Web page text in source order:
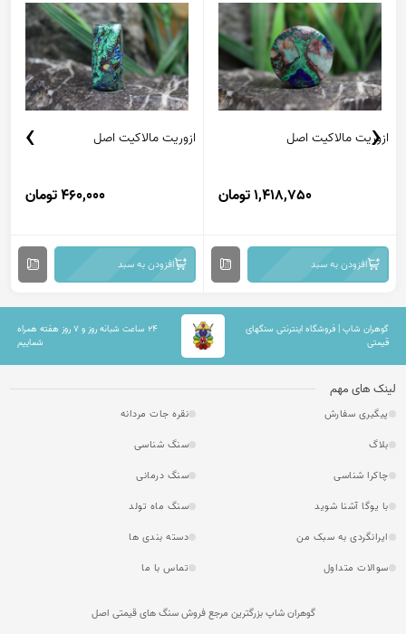
ازوریت مالاکیت اصل
1,418,750 تومان
افزودن به سبد
ازوریت مالاکیت اصل
460,000 تومان
افزودن به سبد
‹
›
گوهران شاپ | فروشگاه اینترنتی سنگهای
قیمتی
۲۴ ساعت شبانه روز و ۷ روز هفته همراه
شماییم
لینک های مهم
پیگیری سفارش
نقره جات مردانه
بلاگ
سنگ شناسی
چاکرا شناسی
سنگ درمانی
با یوگا آشنا شوید
سنگ ماه تولد
ایرانگردی به سبک من
دسته بندی ها
سوالات متداول
تماس با ما
گوهران شاپ بزرگترین مرجع فروش سنگ های قیمتی اصل